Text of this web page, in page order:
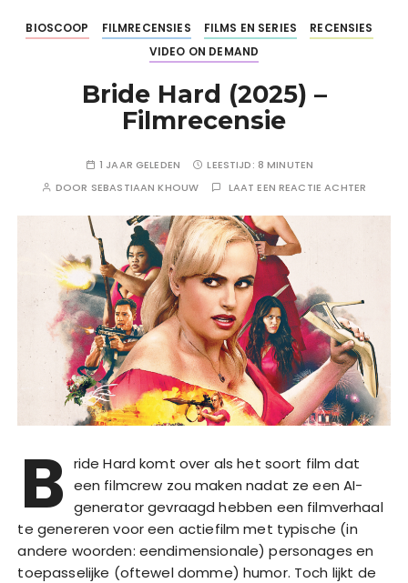
BIOSCOOP FILMRECENSIES FILMS EN SERIES
RECENSIES
VIDEO ON DEMAND
Bride Hard (2025) –
Filmrecensie
1 JAAR GELEDEN LEESTIJD: 8 MINUTEN
DOOR SEBASTIAAN KHOUW LAAT EEN REACTIE ACHTER
B ride Hard komt over als het soort film dat
een filmcrew zou maken nadat ze een AI-
generator gevraagd hebben een filmverhaal
te genereren voor een actiefilm met typische (in
andere woorden: eendimensionale) personages en
toepasselijke (oftewel domme) humor. Toch lijkt de